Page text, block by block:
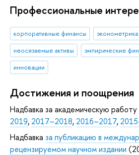
Профессиональные
корпоративные финансы
эконометрика
неосязаемые активы
эмпирические
инновации
Достижения и поощрения
Надбавка за академическую
2019, 2017–2018, 2016–2017,
Надбавка за публикацию в
рецензируемом научном издании